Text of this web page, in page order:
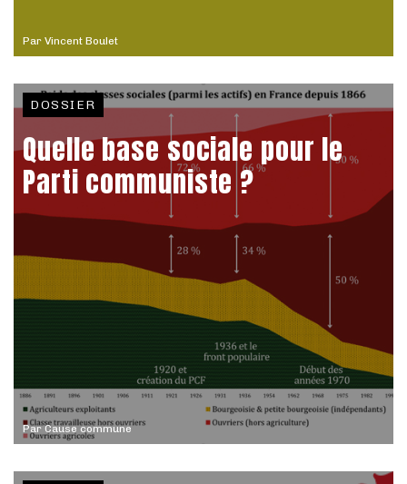
Par Vincent Boulet
ParCause commune
DOSSIER
Quelle base sociale pour le
Parti communiste ?